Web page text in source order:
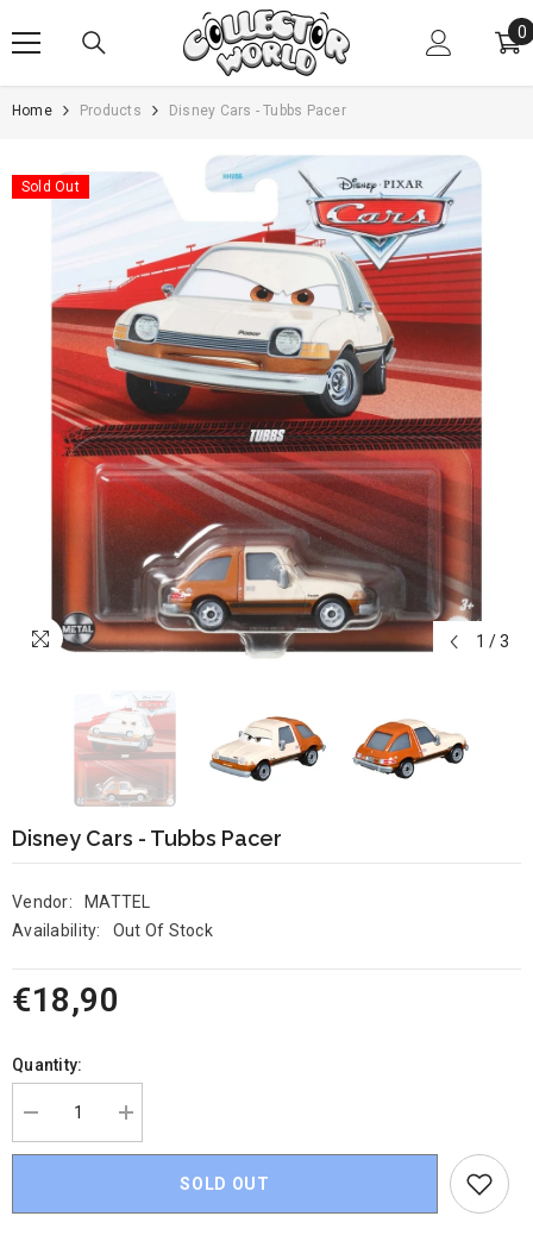
0
0
Home Products Disney Cars - Tubbs Pacer
Sold Out
1 / 3
Disney Cars - Tubbs Pacer
Vendor:
MATTEL
Availability:
Out Of Stock
€18,90
Quantity:
Decrease
quantity
for
-
Increase
quantity
for
-
SOLD OUT